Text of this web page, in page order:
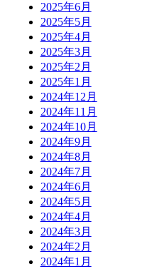
2025年6月
2025年5月
2025年4月
2025年3月
2025年2月
2025年1月
2024年12月
2024年11月
2024年10月
2024年9月
2024年8月
2024年7月
2024年6月
2024年5月
2024年4月
2024年3月
2024年2月
2024年1月